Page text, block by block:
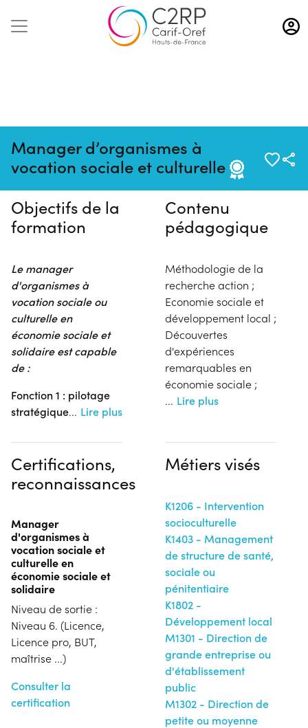
Aller
au
contenu
Manager d’organismes à
vocation sociale et culturelle
Pas de session programmée en
ce moment
Objectifs de la
formation
Le manager
d'organismes à
vocation sociale ou
culturelle en
économie sociale et
solidaire est capable
de :
Fonction 1 : pilotage
stratégique... Lire plus
Contenu
pédagogique
Méthodologie de la
recherche action ;
Economie sociale et
développement local ;
Découvertes
d'expériences
remarquables en
économie sociale ;
... Lire plus
Certifications,
reconnaissances
Manager
d'organismes à
vocation sociale et
culturelle en
économie sociale et
solidaire
Niveau de sortie :
Niveau 6. (Licence,
Licence pro, BUT,
maîtrise ...)
Consulter la
certification
Métiers visés
K1206 - Intervention
socioculturelle
K1403 - Management
de structure de santé,
sociale ou
pénitentiaire
K1802 -
Développement local
M1301 - Direction de
grande entreprise ou
d'établissement
public
M1302 - Direction de
petite ou moyenne